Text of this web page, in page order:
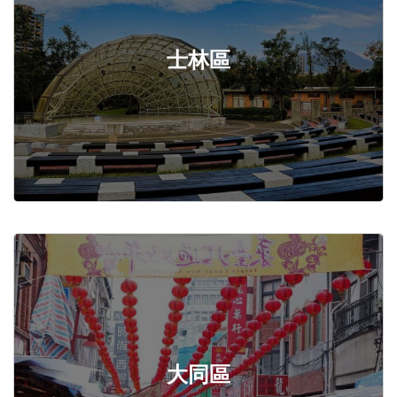
士林區
大同區